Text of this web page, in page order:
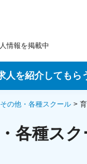
情報を掲載中
人を紹介してもら
トサービス
ービス
その他・各種スクール
各種ス